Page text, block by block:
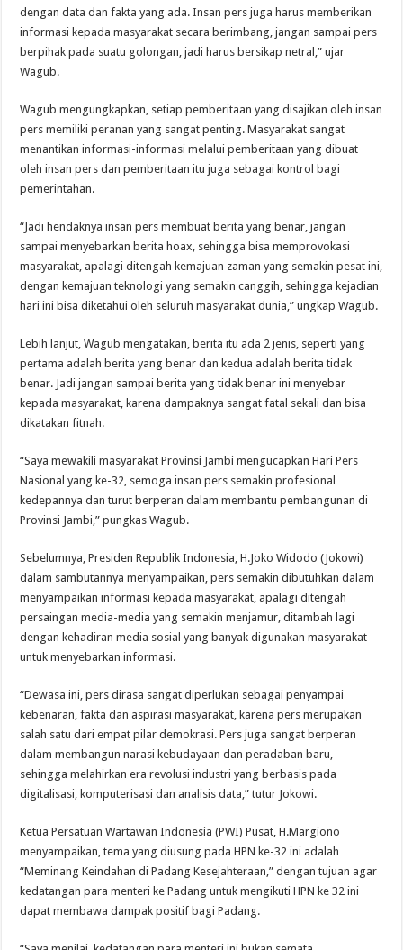
dengan data dan fakta yang ada. Insan pers juga harus memberikan
informasi kepada masyarakat secara berimbang, jangan sampai pers
berpihak pada suatu golongan, jadi harus bersikap netral,” ujar
Wagub.
Wagub mengungkapkan, setiap pemberitaan yang disajikan oleh insan
pers memiliki peranan yang sangat penting. Masyarakat sangat
menantikan informasi-informasi melalui pemberitaan yang dibuat
oleh insan pers dan pemberitaan itu juga sebagai kontrol bagi
pemerintahan.
“Jadi hendaknya insan pers membuat berita yang benar, jangan
sampai menyebarkan berita hoax, sehingga bisa memprovokasi
masyarakat, apalagi ditengah kemajuan zaman yang semakin pesat ini,
dengan kemajuan teknologi yang semakin canggih, sehingga kejadian
hari ini bisa diketahui oleh seluruh masyarakat dunia,” ungkap Wagub.
Lebih lanjut, Wagub mengatakan, berita itu ada 2 jenis, seperti yang
pertama adalah berita yang benar dan kedua adalah berita tidak
benar. Jadi jangan sampai berita yang tidak benar ini menyebar
kepada masyarakat, karena dampaknya sangat fatal sekali dan bisa
dikatakan fitnah.
“Saya mewakili masyarakat Provinsi Jambi mengucapkan Hari Pers
Nasional yang ke-32, semoga insan pers semakin profesional
kedepannya dan turut berperan dalam membantu pembangunan di
Provinsi Jambi,” pungkas Wagub.
Sebelumnya, Presiden Republik Indonesia, H.Joko Widodo (Jokowi)
dalam sambutannya menyampaikan, pers semakin dibutuhkan dalam
menyampaikan informasi kepada masyarakat, apalagi ditengah
persaingan media-media yang semakin menjamur, ditambah lagi
dengan kehadiran media sosial yang banyak digunakan masyarakat
untuk menyebarkan informasi.
“Dewasa ini, pers dirasa sangat diperlukan sebagai penyampai
kebenaran, fakta dan aspirasi masyarakat, karena pers merupakan
salah satu dari empat pilar demokrasi. Pers juga sangat berperan
dalam membangun narasi kebudayaan dan peradaban baru,
sehingga melahirkan era revolusi industri yang berbasis pada
digitalisasi, komputerisasi dan analisis data,” tutur Jokowi.
Ketua Persatuan Wartawan Indonesia (PWI) Pusat, H.Margiono
menyampaikan, tema yang diusung pada HPN ke-32 ini adalah
“Meminang Keindahan di Padang Kesejahteraan,” dengan tujuan agar
kedatangan para menteri ke Padang untuk mengikuti HPN ke 32 ini
dapat membawa dampak positif bagi Padang.